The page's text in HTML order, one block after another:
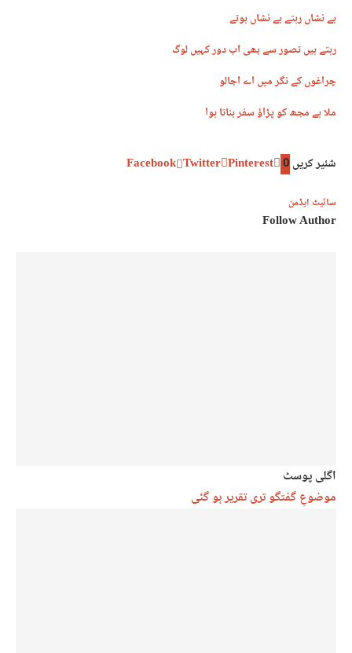
بے نشاں رہتے بے نشاں ہوتے
رہتے ہیں تصور سے بھی اب دور کہیں لوگ
چراغوں کے نگر میں اے اجالو
ملا ہے مجھ کو پڑاؤ سفر بناتا ہوا
شئیر کریں0
Facebook Twitter Pinterest
سائیٹ ایڈمن
Follow Author
اگلی پوسٹ
موضوعِ گفتگو تری تقریر ہو گئی​